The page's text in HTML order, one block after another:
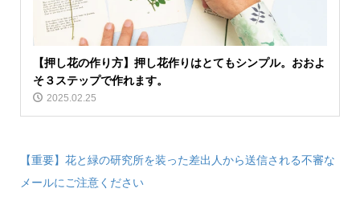
【押し花の作り方】押し花作りはとてもシンプル。おおよ
そ３ステップで作れます。
2025.02.25
【重要】花と緑の研究所を装った差出人から送信される不審な
メールにご注意ください